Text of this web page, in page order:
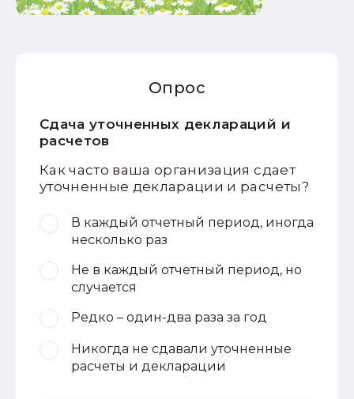
Опрос
Сдача уточненных деклараций и
расчетов
Как часто ваша организация сдает
уточненные декларации и расчеты?
В каждый отчетный период, иногда
несколько раз
Не в каждый отчетный период, но
случается
Редко – один-два раза за год
Никогда не сдавали уточненные
расчеты и декларации